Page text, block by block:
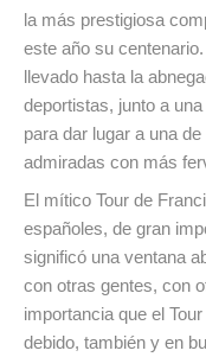
la más prestigiosa
este año su
llevado hasta la
deportistas, junto a
para dar lugar a una
admiradas con más
El mítico Tour de
españoles, de gran
significó una ventana
con otras gentes, con
importancia que el
debido, también y en